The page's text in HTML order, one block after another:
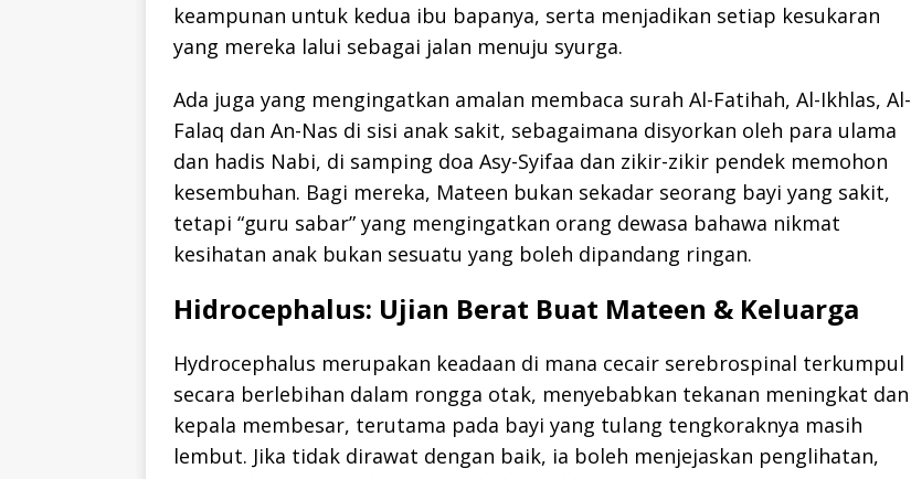
keampunan untuk kedua ibu bapanya, serta menjadikan setiap kesukaran
yang mereka lalui sebagai jalan menuju syurga.
Ada juga yang mengingatkan amalan membaca surah Al-Fatihah, Al-Ikhlas, Al-
Falaq dan An-Nas di sisi anak sakit, sebagaimana disyorkan oleh para ulama
dan hadis Nabi, di samping doa Asy-Syifaa dan zikir-zikir pendek memohon
kesembuhan. Bagi mereka, Mateen bukan sekadar seorang bayi yang sakit,
tetapi “guru sabar” yang mengingatkan orang dewasa bahawa nikmat
kesihatan anak bukan sesuatu yang boleh dipandang ringan.
Hidrocephalus: Ujian Berat Buat Mateen & Keluarga
Hydrocephalus merupakan keadaan di mana cecair serebrospinal terkumpul
secara berlebihan dalam rongga otak, menyebabkan tekanan meningkat dan
kepala membesar, terutama pada bayi yang tulang tengkoraknya masih
lembut. Jika tidak dirawat dengan baik, ia boleh menjejaskan penglihatan,